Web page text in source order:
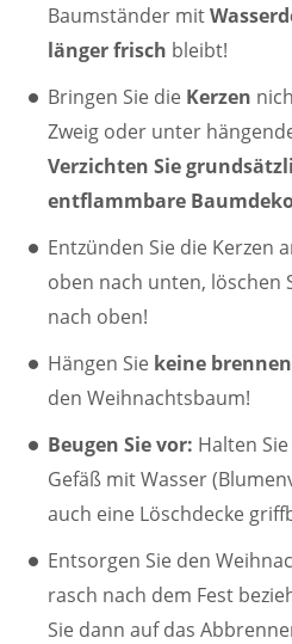
Baumständer mit
länger frisch bleibt!
Bringen Sie die Kerzen
Zweig oder unter
Verzichten Sie
entflammbare
Entzünden Sie die Kerzen
oben nach unten, löschen
nach oben!
Hängen Sie keine
den Weihnachtsbaum!
Beugen Sie vor: Halten
Gefäß mit Wasser
auch eine Löschdecke
Entsorgen Sie den
rasch nach dem Fest
Sie dann auf das